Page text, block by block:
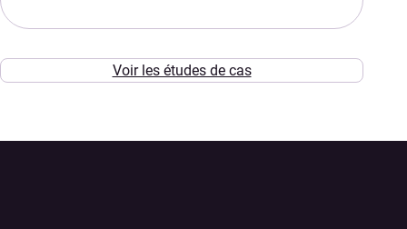
Voir les études de cas